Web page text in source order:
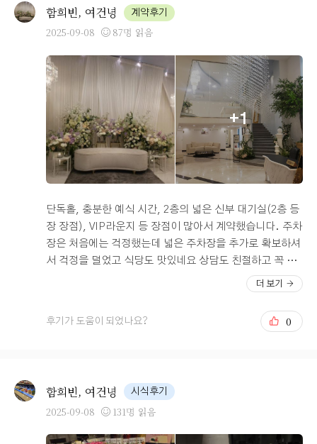
들을 위한 VIP라운지도 따로 마련되어 있고 워낙 천장도 높
고 단독홀이다 보니 넓으면서도 답답한 느낌이 하나도 들
해주신 서비스도 너무 괜찮았고 무엇보다 친절하게 상담해
주셔서 너무 만족스러웠습니다 ㅎ 이제 본식이 얼마 안 남
아서 최종 점검 때도 방문 하였는데 친절하게 필요한 부분
그리고 더베니르 자체 BGM 및 음악이 너무 만족스러웠습
니다!! 결혼 준비하시는 분들이 계시면 더 베니르 웨딩홀 적
극 추천 합니다.!!!
함희빈, 여건녕 계약후기
2025-09-08 87명 읽음
+1
단독홀, 충분한 예식 시간, 2층의 넓은 신부 대기실(2층 등
장 장점), VIP라운지 등 장점이 많아서 계약했습니다. 주차
장은 처음에는 걱정했는데 넓은 주차장을 추가로 확보하셔
서 걱정을 덜었고 식당도 맛있네요 상담도 친절하고 꼭 필
요한 것만 잘 알려주셔서 너무 좋았습니다 만족X100
더 보기
후기가 도움이 되었나요? 0
함희빈, 여건녕 시식후기
2025-09-08 131명 읽음